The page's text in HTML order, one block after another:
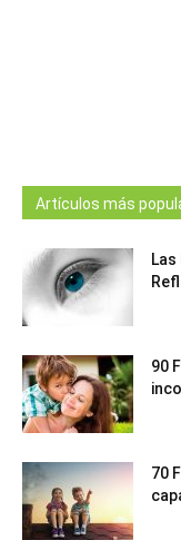
Artículos más
Las
90
70